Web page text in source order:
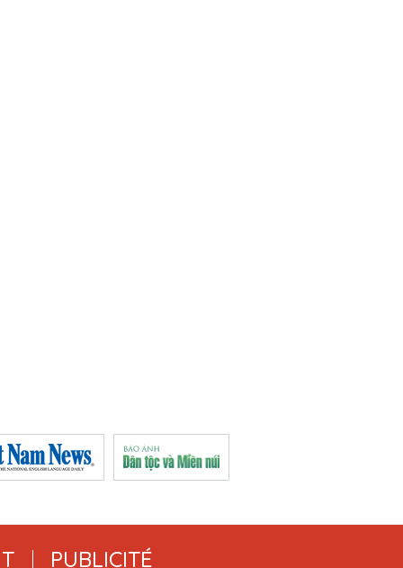
PUBLICITÉ